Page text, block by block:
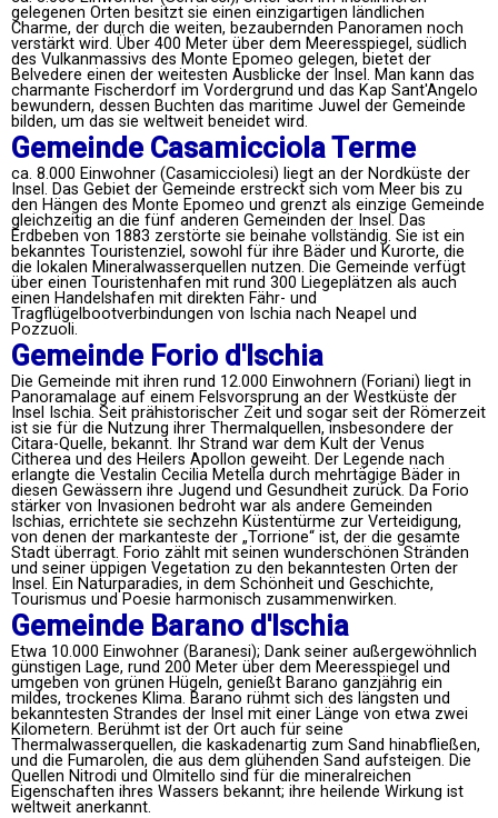
gelegenen Orten besitzt sie einen einzigartigen ländlichen
Charme, der durch die weiten, bezaubernden Panoramen noch
verstärkt wird. Über 400 Meter über dem Meeresspiegel, südlich
des Vulkanmassivs des Monte Epomeo gelegen, bietet der
Belvedere einen der weitesten Ausblicke der Insel. Man kann das
charmante Fischerdorf im Vordergrund und das Kap Sant'Angelo
bewundern, dessen Buchten das maritime Juwel der Gemeinde
bilden, um das sie weltweit beneidet wird.
Gemeinde Casamicciola Terme
ca. 8.000 Einwohner (Casamicciolesi) liegt an der Nordküste der
Insel. Das Gebiet der Gemeinde erstreckt sich vom Meer bis zu
den Hängen des Monte Epomeo und grenzt als einzige Gemeinde
gleichzeitig an die fünf anderen Gemeinden der Insel. Das
Erdbeben von 1883 zerstörte sie beinahe vollständig. Sie ist ein
bekanntes Touristenziel, sowohl für ihre Bäder und Kurorte, die
die lokalen Mineralwasserquellen nutzen. Die Gemeinde verfügt
über einen Touristenhafen mit rund 300 Liegeplätzen als auch
einen Handelshafen mit direkten Fähr- und
Tragflügelbootverbindungen von Ischia nach Neapel und
Pozzuoli.
Gemeinde Forio d'Ischia
Die Gemeinde mit ihren rund 12.000 Einwohnern (Foriani) liegt in
Panoramalage auf einem Felsvorsprung an der Westküste der
Insel Ischia. Seit prähistorischer Zeit und sogar seit der Römerzeit
ist sie für die Nutzung ihrer Thermalquellen, insbesondere der
Citara-Quelle, bekannt. Ihr Strand war dem Kult der Venus
Citherea und des Heilers Apollon geweiht. Der Legende nach
erlangte die Vestalin Cecilia Metella durch mehrtägige Bäder in
diesen Gewässern ihre Jugend und Gesundheit zurück. Da Forio
stärker von Invasionen bedroht war als andere Gemeinden
Ischias, errichtete sie sechzehn Küstentürme zur Verteidigung,
von denen der markanteste der „Torrione“ ist, der die gesamte
Stadt überragt. Forio zählt mit seinen wunderschönen Stränden
und seiner üppigen Vegetation zu den bekanntesten Orten der
Insel. Ein Naturparadies, in dem Schönheit und Geschichte,
Tourismus und Poesie harmonisch zusammenwirken.
Gemeinde Barano d'Ischia
Etwa 10.000 Einwohner (Baranesi); Dank seiner außergewöhnlich
günstigen Lage, rund 200 Meter über dem Meeresspiegel und
umgeben von grünen Hügeln, genießt Barano ganzjährig ein
mildes, trockenes Klima. Barano rühmt sich des längsten und
bekanntesten Strandes der Insel mit einer Länge von etwa zwei
Kilometern. Berühmt ist der Ort auch für seine
Thermalwasserquellen, die kaskadenartig zum Sand hinabfließen,
und die Fumarolen, die aus dem glühenden Sand aufsteigen. Die
Quellen Nitrodi und Olmitello sind für die mineralreichen
Eigenschaften ihres Wassers bekannt; ihre heilende Wirkung ist
weltweit anerkannt.